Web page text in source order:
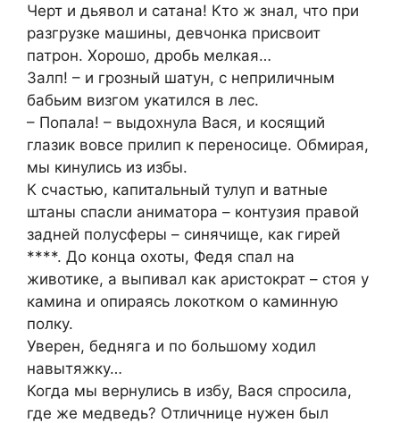
Черт и дьявол и сатана! Кто ж знал, что при
разгрузке машины, девчонка присвоит
патрон. Хорошо, дробь мелкая…
Залп! – и грозный шатун, с неприличным
бабьим визгом укатился в лес.
– Попала! – выдохнула Вася, и косящий
глазик вовсе прилип к переносице. Обмирая,
мы кинулись из избы.
К счастью, капитальный тулуп и ватные
штаны спасли аниматора – контузия правой
задней полусферы – синячище, как гирей
****. До конца охоты, Федя спал на
животике, а выпивал как аристократ – стоя у
камина и опираясь локотком о каминную
полку.
Уверен, бедняга и по большому ходил
навытяжку…
Когда мы вернулись в избу, Вася спросила,
где же медведь? Отличнице нужен был